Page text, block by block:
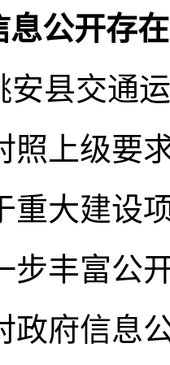
息公开存在
安县交通
照上级要
重大建设
步丰富公
政府信息